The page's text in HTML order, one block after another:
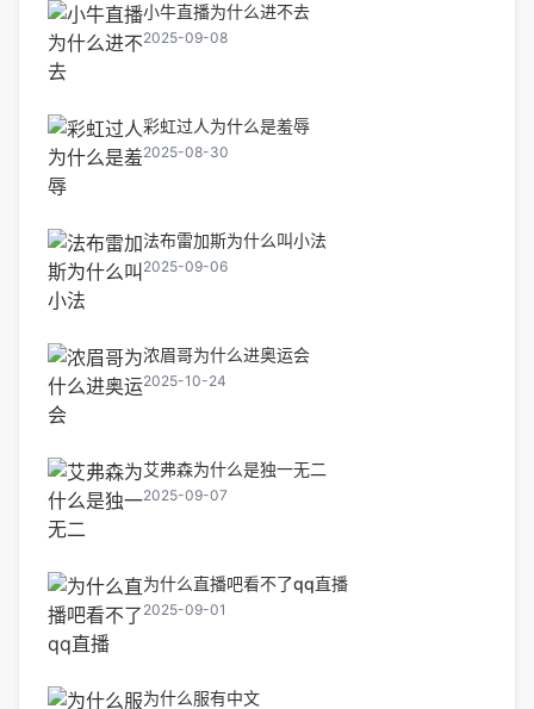
小牛直播为什么进不去
2025-09-08
彩虹过人为什么是羞辱
2025-08-30
法布雷加斯为什么叫小法
2025-09-06
浓眉哥为什么进奥运会
2025-10-24
艾弗森为什么是独一无二
2025-09-07
为什么直播吧看不了qq直播
2025-09-01
为什么服有中文